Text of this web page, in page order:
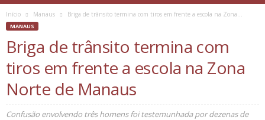
Início Manaus Briga de trânsito termina com tiros em frente a escola na Zona...
MANAUS
Briga de trânsito termina com
tiros em frente a escola na Zona
Norte de Manaus
Confusão envolvendo três homens foi testemunhada por dezenas de